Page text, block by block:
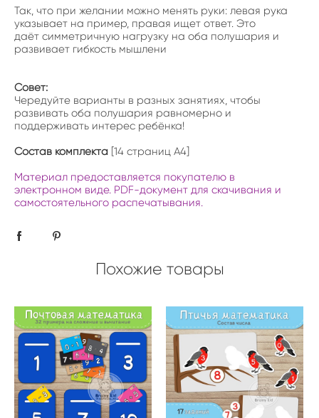
Так, что при желании можно менять руки: левая рука
указывает на пример, правая ищет ответ. Это
даёт симметричную нагрузку на оба полушария и
развивает гибкость мышлени
Совет:
Чередуйте варианты в разных занятиях, чтобы
развивать оба полушария равномерно и
поддерживать интерес ребёнка!
Состав комплекта [14 страниц А4]
Материал предоставляется покупателю в
электронном виде. PDF-документ для скачивания и
самостоятельного распечатывания.
Похожие товары